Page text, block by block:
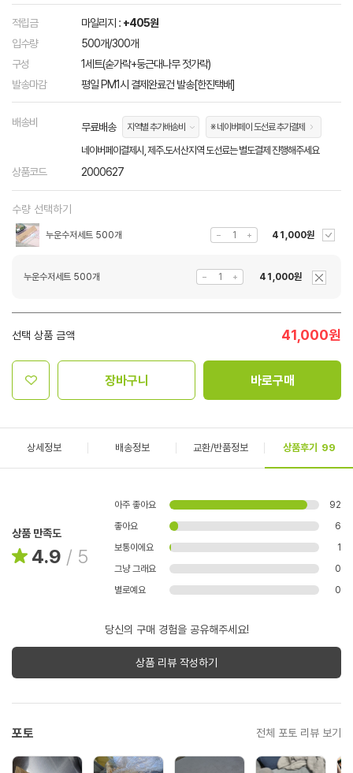
적립금 마일리지 : +405원
입수량
500개/300개
구성
1세트(숟가락+둥근대나무 젓가락)
발송마감
평일 PM1시 결제완료건 발송[한진택배]
배송비 무료배송 지역별 추가배송비 ※ 네이버페이 도선료 추가결제
네이버페이결제시, 제주.도서산지역 도선료는 별도결제 진행해주세요
상품코드 2000627
수량 선택하기
누운수저세트 500개 41,000원
누운수저세트 500개 41,000원
선택 상품 금액 41,000원
장바구니 바로구매
상세정보 배송정보 교환/반품정보 상품후기 99
상품 만족도
4.9 / 5
아주 좋아요
92
좋아요
6
보통이에요
1
그냥 그래요
0
별로예요
0
당신의 구매 경험을 공유해주세요!
상품 리뷰 작성하기
포토 전체 포토 리뷰 보기